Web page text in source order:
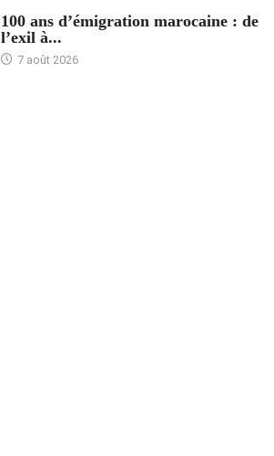
100 ans d’émigration marocaine : de
l’exil à...
7 août 2026